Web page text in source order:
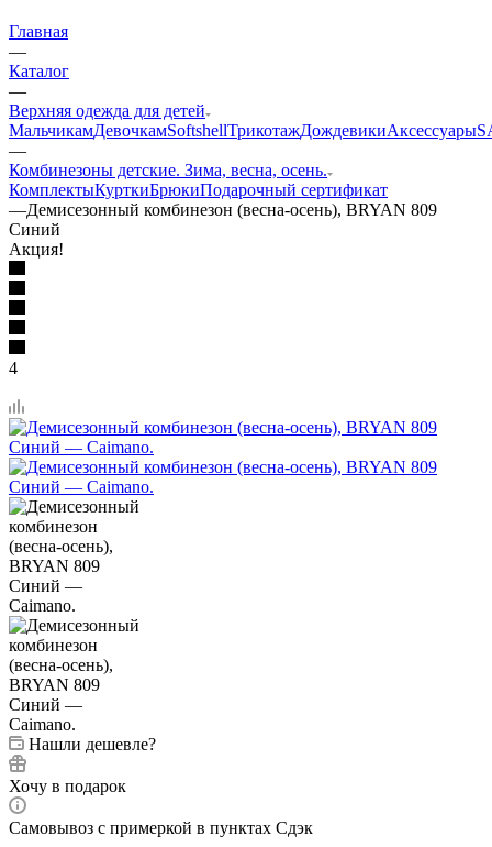
Главная
—
Каталог
—
Верхняя одежда для детей
МальчикамДевочкамSoftshellТрикотажДождевикиАксессуары
—
Комбинезоны детские. Зима, весна, осень.
КомплектыКурткиБрюкиПодарочный сертификат
—Демисезонный комбинезон (весна-осень), BRYAN 809
Синий
Акция!
4
Нашли дешевле?
Хочу в подарок
Самовывоз с примеркой в пунктах Сдэк